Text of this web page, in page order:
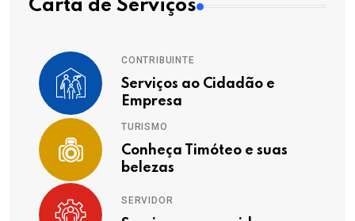
Carta de Serviços
CONTRIBUINTE
Serviços ao Cidadão e
Empresa
TURISMO
Conheça Timóteo e suas
belezas
SERVIDOR